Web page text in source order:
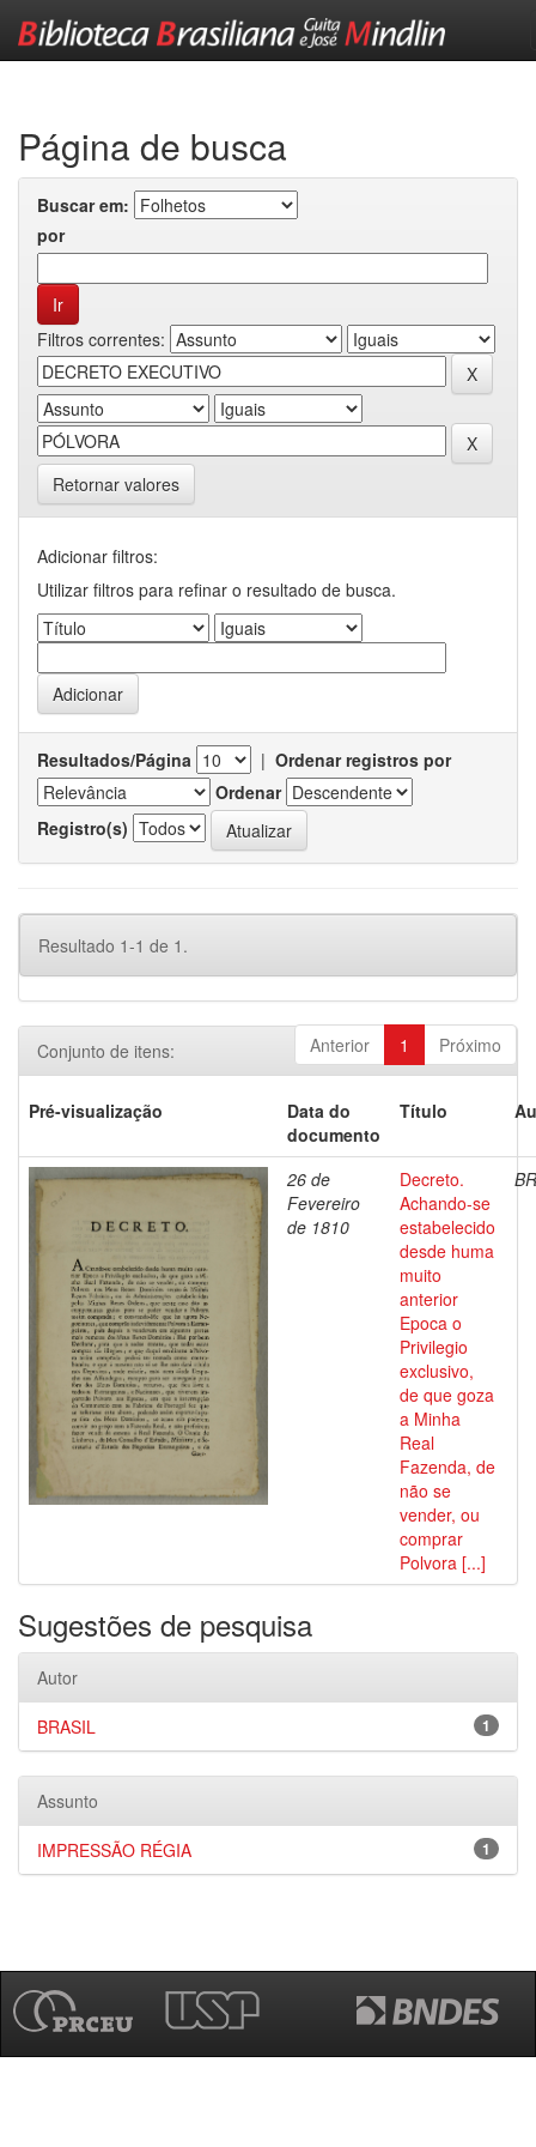
Página de busca
Buscar em:
por
Filtros correntes:
Retornar valores
Adicionar filtros:
Utilizar filtros para refinar o resultado de busca.
Resultados/Página | Ordenar registros por
Ordenar
Registro(s)
Resultado 1-1 de 1.
Anterior 1 Próximo
Conjunto de itens:
Pré-visualização
Data do
documento
Título
26 de
Fevereiro
de 1810
Decreto.
Achando-se
estabelecido
desde huma
muito
anterior
Epoca o
Privilegio
exclusivo,
de que goza
a Minha
Real
Fazenda, de
não se
vender, ou
comprar
Polvora [...]
Sugestões de pesquisa
Autor
1
BRASIL
Assunto
1
IMPRESSÃO RÉGIA